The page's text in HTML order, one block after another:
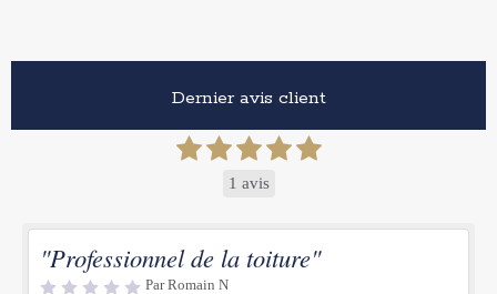
Dernier avis client
1 avis
"Professionnel de la toiture"
Par Romain N